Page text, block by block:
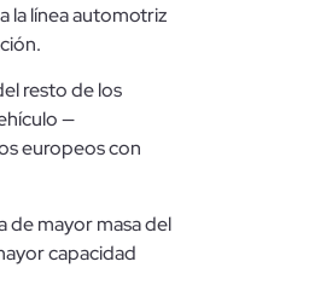
la línea automotriz
resto de los
—
europeos con
de mayor masa del
capacidad